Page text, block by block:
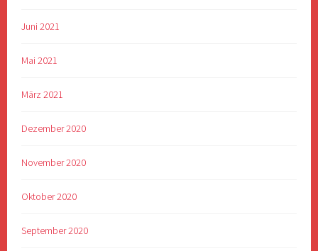
Juni 2021
Mai 2021
März 2021
Dezember 2020
November 2020
Oktober 2020
September 2020